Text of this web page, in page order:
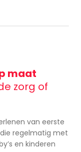
maat
zorg of
van eerste
regelmatig met
en kinderen